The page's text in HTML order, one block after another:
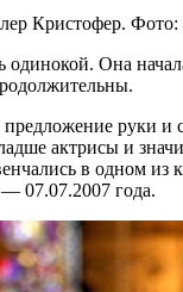
Кристофер. Фото:
одинокой. Она
руки и
актрисы и
в одном
07.07.2007 года.